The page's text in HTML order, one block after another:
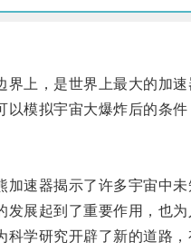
上，是世界上最大的加速
拟宇宙大爆炸后的条件
速器揭示了许多宇宙中未
起到了重要作用，也为
研究开辟了新的道路，